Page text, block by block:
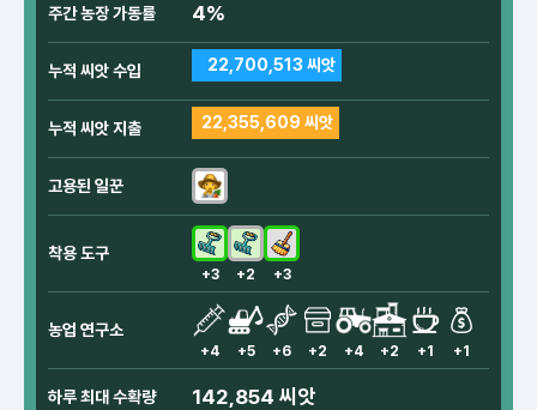
주간 농장 가동률 4%
누적 씨앗 수입 22,700,513 씨앗
누적 씨앗 지출 22,355,609 씨앗
고용된 일꾼
착용 도구
+3 +2 +3
농업 연구소
+4 +5 +6 +2 +4 +2 +1 +1
하루 최대 수확량 142,854 씨앗